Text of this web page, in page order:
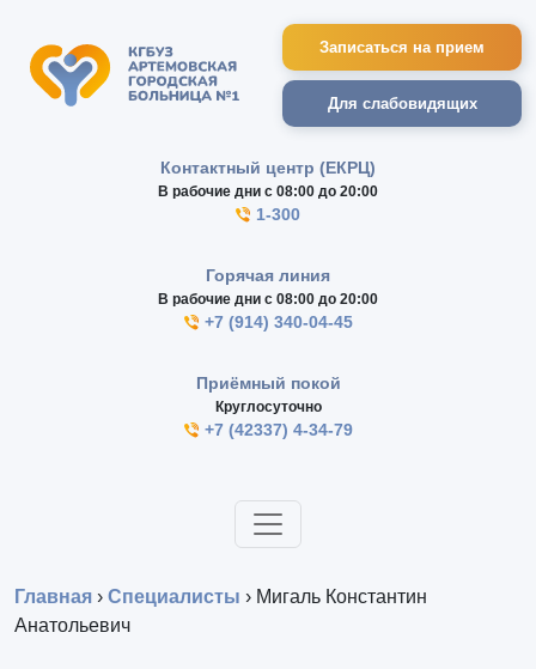
Записаться на прием
Для слабовидящих
Контактный центр (ЕКРЦ)
В рабочие дни с 08:00 до 20:00
1-300
Горячая линия
В рабочие дни с 08:00 до 20:00
+7 (914) 340-04-45
Приёмный покой
Круглосуточно
+7 (42337) 4-34-79
Главная › Специалисты › Мигаль Константин
Анатольевич